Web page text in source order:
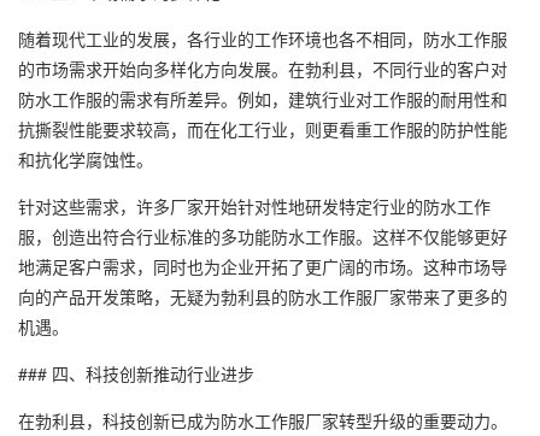
随着现代工业的发展，各行业的工作环境也各不相同，防水工作服
的市场需求开始向多样化方向发展。在勃利县，不同行业的客户对
防水工作服的需求有所差异。例如，建筑行业对工作服的耐用性和
抗撕裂性能要求较高，而在化工行业，则更看重工作服的防护性能
和抗化学腐蚀性。
针对这些需求，许多厂家开始针对性地研发特定行业的防水工作
服，创造出符合行业标准的多功能防水工作服。这样不仅能够更好
地满足客户需求，同时也为企业开拓了更广阔的市场。这种市场导
向的产品开发策略，无疑为勃利县的防水工作服厂家带来了更多的
机遇。
### 四、科技创新推动行业进步
在勃利县，科技创新已成为防水工作服厂家转型升级的重要动力。